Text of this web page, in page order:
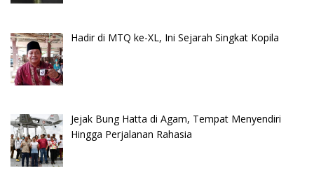
Hadir di MTQ ke-XL, Ini Sejarah Singkat Kopila
Jejak Bung Hatta di Agam, Tempat Menyendiri
Hingga Perjalanan Rahasia